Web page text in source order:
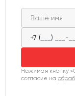
Нажимая кнопку
согласие на